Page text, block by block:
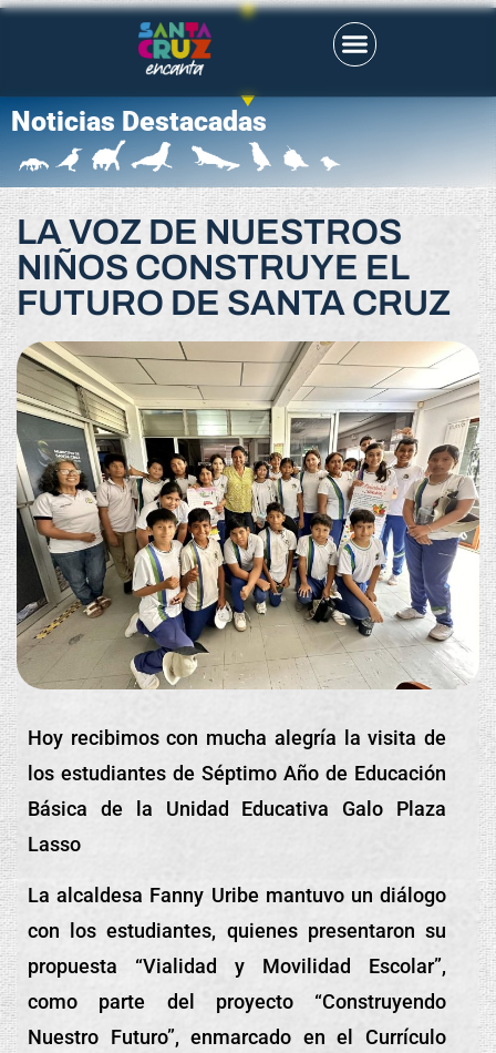
Noticias Destacadas
LA VOZ DE NUESTROS
NIÑOS CONSTRUYE EL
FUTURO DE SANTA CRUZ
Hoy recibimos con mucha alegría la visita de
los estudiantes de Séptimo Año de Educación
Básica de la Unidad Educativa Galo Plaza
Lasso
La alcaldesa Fanny Uribe mantuvo un diálogo
con los estudiantes, quienes presentaron su
propuesta “Vialidad y Movilidad Escolar”,
como parte del proyecto “Construyendo
Nuestro Futuro”, enmarcado en el Currículo